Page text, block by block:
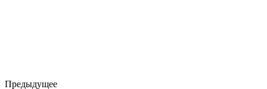
Предыдущее